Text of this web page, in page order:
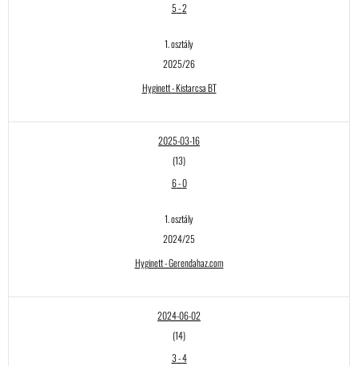
5-2
1. osztály
2025/26
Hyginett - Kistarcsa BT
2025-03-16
(13)
6-0
1. osztály
2024/25
Hyginett - Gerendahaz.com
2024-06-02
(14)
3-4